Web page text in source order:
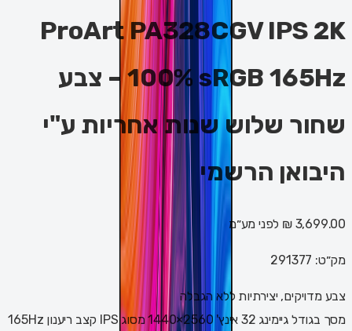
ProArt PA328CGV IPS 2K
100% sRGB 165Hz – צבע
שחור שלוש שנות אחריות ע"י
היבואן הרשמי
3,699.00 ₪ לפני מע״מ
מק״ט: 291377
צבע מדויקים, יצירתיות ללא הגבלה
מסך בגודל גיימינג 32 אינץ' 2560×1440 מסוג IPS קצב ריענון 165Hz